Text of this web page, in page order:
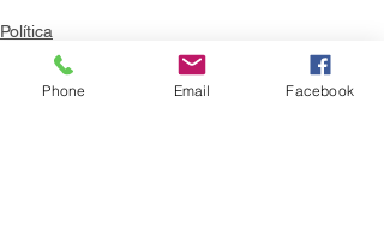
Política
Phone Email Facebook